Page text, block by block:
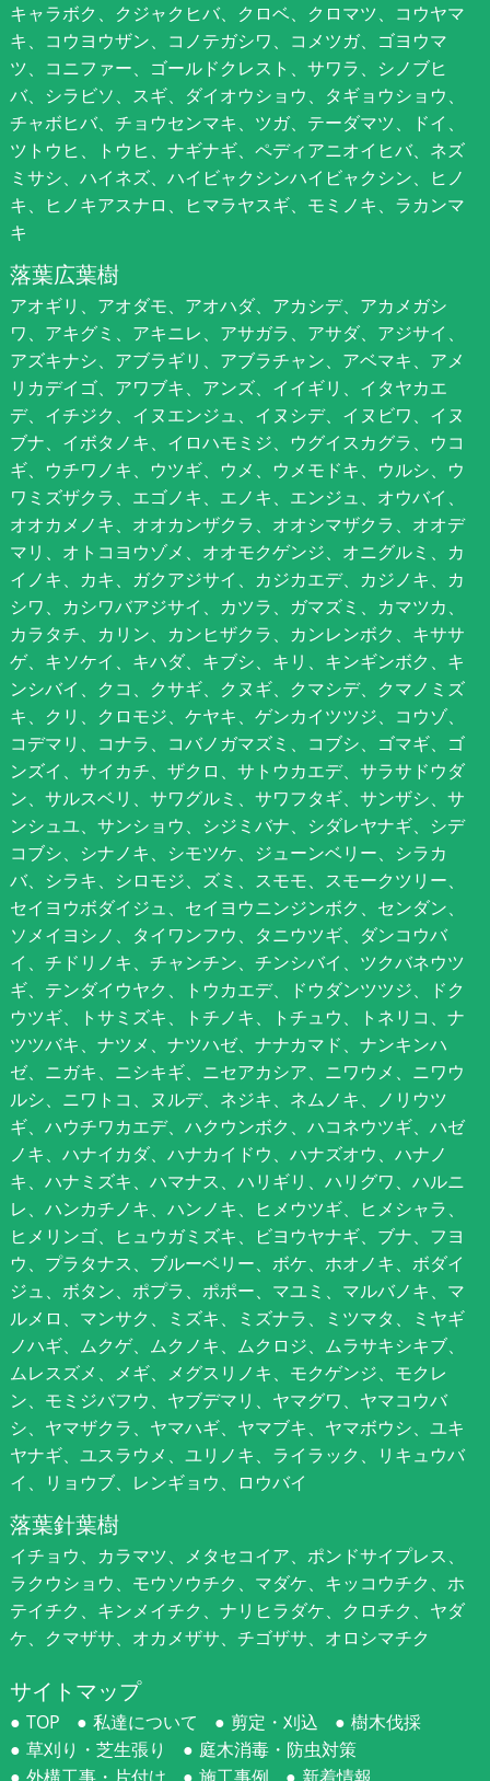
キャラボク、クジャクヒバ、クロベ、クロマツ、コウヤマ
キ、コウヨウザン、コノテガシワ、コメツガ、ゴヨウマ
ツ、コニファー、ゴールドクレスト、サワラ、シノブヒ
バ、シラビソ、スギ、ダイオウショウ、タギョウショウ、
チャボヒバ、チョウセンマキ、ツガ、テーダマツ、ドイ、
ツトウヒ、トウヒ、ナギナギ、ペディアニオイヒバ、ネズ
ミサシ、ハイネズ、ハイビャクシンハイビャクシン、ヒノ
キ、ヒノキアスナロ、ヒマラヤスギ、モミノキ、ラカンマ
キ
落葉広葉樹
アオギリ、アオダモ、アオハダ、アカシデ、アカメガシ
ワ、アキグミ、アキニレ、アサガラ、アサダ、アジサイ、
アズキナシ、アブラギリ、アブラチャン、アベマキ、アメ
リカデイゴ、アワブキ、アンズ、イイギリ、イタヤカエ
デ、イチジク、イヌエンジュ、イヌシデ、イヌビワ、イヌ
ブナ、イボタノキ、イロハモミジ、ウグイスカグラ、ウコ
ギ、ウチワノキ、ウツギ、ウメ、ウメモドキ、ウルシ、ウ
ワミズザクラ、エゴノキ、エノキ、エンジュ、オウバイ、
オオカメノキ、オオカンザクラ、オオシマザクラ、オオデ
マリ、オトコヨウゾメ、オオモクゲンジ、オニグルミ、カ
イノキ、カキ、ガクアジサイ、カジカエデ、カジノキ、カ
シワ、カシワバアジサイ、カツラ、ガマズミ、カマツカ、
カラタチ、カリン、カンヒザクラ、カンレンボク、キササ
ゲ、キソケイ、キハダ、キブシ、キリ、キンギンボク、キ
ンシバイ、クコ、クサギ、クヌギ、クマシデ、クマノミズ
キ、クリ、クロモジ、ケヤキ、ゲンカイツツジ、コウゾ、
コデマリ、コナラ、コバノガマズミ、コブシ、ゴマギ、ゴ
ンズイ、サイカチ、ザクロ、サトウカエデ、サラサドウダ
ン、サルスベリ、サワグルミ、サワフタギ、サンザシ、サ
ンシュユ、サンショウ、シジミバナ、シダレヤナギ、シデ
コブシ、シナノキ、シモツケ、ジューンベリー、シラカ
バ、シラキ、シロモジ、ズミ、スモモ、スモークツリー、
セイヨウボダイジュ、セイヨウニンジンボク、センダン、
ソメイヨシノ、タイワンフウ、タニウツギ、ダンコウバ
イ、チドリノキ、チャンチン、チンシバイ、ツクバネウツ
ギ、テンダイウヤク、トウカエデ、ドウダンツツジ、ドク
ウツギ、トサミズキ、トチノキ、トチュウ、トネリコ、ナ
ツツバキ、ナツメ、ナツハゼ、ナナカマド、ナンキンハ
ゼ、ニガキ、ニシキギ、ニセアカシア、ニワウメ、ニワウ
ルシ、ニワトコ、ヌルデ、ネジキ、ネムノキ、ノリウツ
ギ、ハウチワカエデ、ハクウンボク、ハコネウツギ、ハゼ
ノキ、ハナイカダ、ハナカイドウ、ハナズオウ、ハナノ
キ、ハナミズキ、ハマナス、ハリギリ、ハリグワ、ハルニ
レ、ハンカチノキ、ハンノキ、ヒメウツギ、ヒメシャラ、
ヒメリンゴ、ヒュウガミズキ、ビヨウヤナギ、ブナ、フヨ
ウ、プラタナス、ブルーベリー、ボケ、ホオノキ、ボダイ
ジュ、ボタン、ポプラ、ポポー、マユミ、マルバノキ、マ
ルメロ、マンサク、ミズキ、ミズナラ、ミツマタ、ミヤギ
ノハギ、ムクゲ、ムクノキ、ムクロジ、ムラサキシキブ、
ムレスズメ、メギ、メグスリノキ、モクゲンジ、モクレ
ン、モミジバフウ、ヤブデマリ、ヤマグワ、ヤマコウバ
シ、ヤマザクラ、ヤマハギ、ヤマブキ、ヤマボウシ、ユキ
ヤナギ、ユスラウメ、ユリノキ、ライラック、リキュウバ
イ、リョウブ、レンギョウ、ロウバイ
落葉針葉樹
イチョウ、カラマツ、メタセコイア、ポンドサイプレス、
ラクウショウ、モウソウチク、マダケ、キッコウチク、ホ
テイチク、キンメイチク、ナリヒラダケ、クロチク、ヤダ
ケ、クマザサ、オカメザサ、チゴザサ、オロシマチク
サイトマップ
TOP 私達について 剪定・刈込
樹木伐採
草刈り・芝生張り
庭木消毒・防虫対策